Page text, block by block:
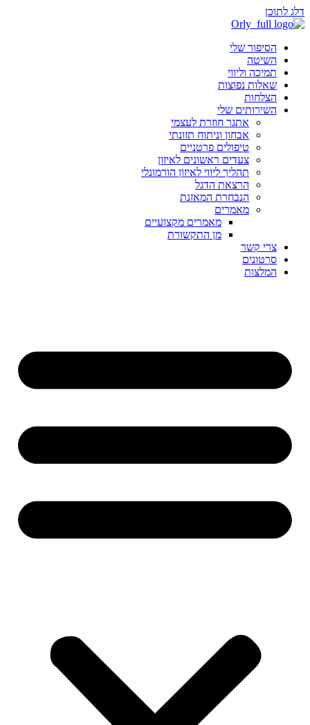
דלג לתוכן
הסיפור שלי
השיטה
תמיכה וליווי
שאלות נפוצות
הצלחות
השירותים שלי
אתגר חוזרת לעצמי
אבחון וניתוח תזונתי
טיפולים פרטניים
צעדים ראשונים לאיזון
תהליך ליווי לאיזון הורמונלי
הרצאת הדגל
הנבחרת המאזנת
מאמרים
מאמרים מקצועיים
מן התקשורת
צרי קשר
סרטונים
המלצות